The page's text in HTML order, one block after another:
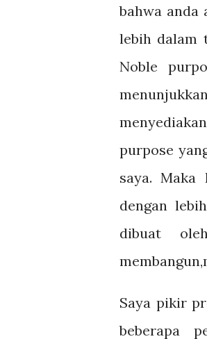
bahwa anda
lebih dalam
Noble
purpose
saya. Maka
dengan
dibuat
Saya pikir
beberapa